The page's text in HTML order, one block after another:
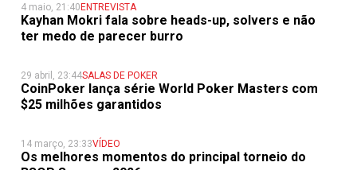
4 maio, 21:40 ENTREVISTA
Kayhan Mokri fala sobre heads-up, solvers e não
ter medo de parecer burro
29 abril, 23:44SALAS DE POKER
CoinPoker lança série World Poker Masters com
$25 milhões garantidos
14 março, 23:33VÍDEO
Os melhores momentos do principal torneio do